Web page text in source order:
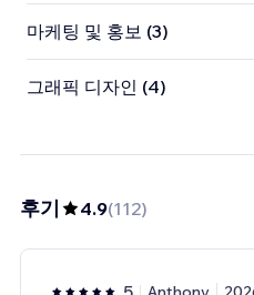
마케팅 및 홍보 (3)
그래픽 디자인 (4)
후기 4.9(112)